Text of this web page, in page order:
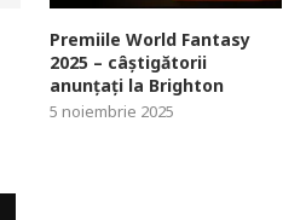
Premiile World Fantasy
2025 – câștigătorii
anunțați la Brighton
5 noiembrie 2025